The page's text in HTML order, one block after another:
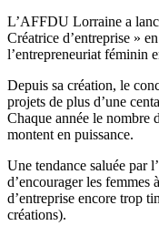
L’AFFDU Lorraine a
Créatrice d’entreprise »
l’entrepreneuriat féminin
Depuis sa création, le
projets de plus d’une
Chaque année le nombre
montent en puissance.
Une tendance saluée par
d’encourager les femmes
d’entreprise encore trop
créations).